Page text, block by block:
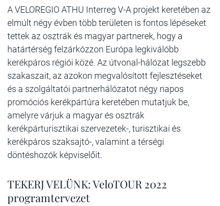
A VELOREGIO ATHU Interreg V-A projekt keretében az
elmúlt négy évben több területen is fontos lépéseket
tettek az osztrák és magyar partnerek, hogy a
határtérség felzárkózzon Európa legkiválóbb
kerékpáros régiói közé. Az útvonal-hálózat legszebb
szakaszait, az azokon megvalósított fejlesztéseket
és a szolgáltatói partnerhálózatot négy napos
promóciós kerékpártúra keretében mutatjuk be,
amelyre várjuk a magyar és osztrák
kerékpárturisztikai szervezetek-, turisztikai és
kerékpáros szaksajtó-, valamint a térségi
döntéshozók képviselőit.
TEKERJ VELÜNK: VeloTOUR 2022
programtervezet